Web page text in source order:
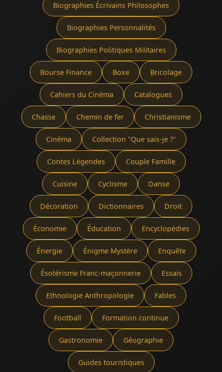
Biographies Écrivains Philosophes
Biographies Personnalités
Biographies Politiques Militaires
Bourse Finance Boxe Bricolage
Cahiers du Cinéma Catalogues
Chasse Chemin de fer Christianisme
Cinéma Collection "Que sais-je ?"
Contes Légendes Couple Famille
Cuisine Cyclisme Danse
Décoration Dictionnaires Droit
Économie Éducation Encyclopédies
Énergie Énigme Mystère Enquête
Ésotérisme Franc-maçonnerie Essais
Ethnologie Anthropologie Fables
Football Formation continue
Gastronomie Géographie
Guides touristiques